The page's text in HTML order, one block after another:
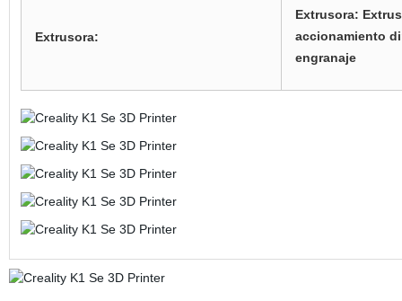
Extrusora:
Extrusora:
accionamiento
engranaje